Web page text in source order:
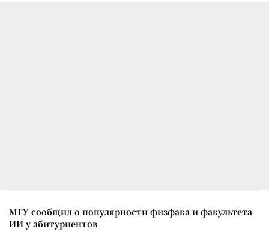
МГУ сообщил о популярности физфака и факультета
ИИ у абитуриентов